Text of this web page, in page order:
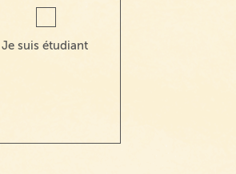
Je suis étudiant